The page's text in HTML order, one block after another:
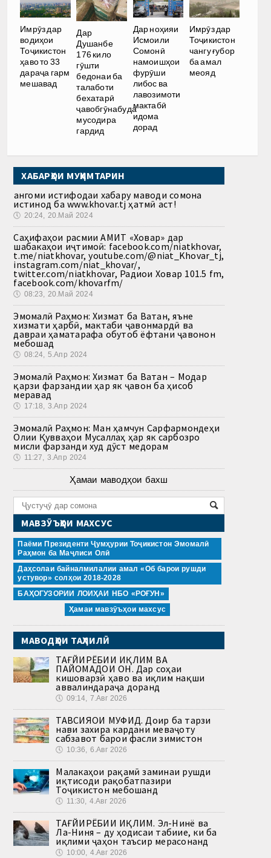
Имрӯз дар
водиҳои
Тоҷикистон
ҳаво то 33
дараҷа гарм
мешавад
Дар
Душанбе
176 кило
гӯшти
бедонаи ба
талаботи
бехатарӣ
ҷавобгӯнабуда
мусодира
гардид
Дар ноҳияи
Исмоили
Сомонӣ
намоишҳои
фурӯши
либос ва
лавозимоти
мактабӣ
идома
дорад
Имрӯз дар
Тоҷикистон
чангу ғубор
ба амал
меояд
ХАБАРҲОИ МУҲИМТАРИН
Ҳангоми истифодаи хабару маводи сомона
истинод ба www.khovar.tj ҳатмӣ аст!
🕔 20:24, 20.Май 2024
Саҳифаҳои расмии АМИТ «Ховар» дар
шабакаҳои иҷтимоӣ: facebook.com/niatkhovar,
t.me/niatkhovar, youtube.com/@niat_Khovar_tj,
instagram.com/niat_khovar/,
twitter.com/niatkhovar, Радиои Ховар 101.5 fm,
facebook.com/khovarfm/
🕔 08:23, 20.Май 2024
Эмомалӣ Раҳмон: Хизмат ба Ватан, яъне
хизмати ҳарбӣ, мактаби ҷавонмардӣ ва
давраи ҳаматарафа обутоб ёфтани ҷавонон
мебошад
🕔 08:24, 5.Апр 2024
Эмомалӣ Раҳмон: Хизмат ба Ватан – Модар
қарзи фарзандии ҳар як ҷавон ба ҳисоб
меравад
🕔 17:18, 3.Апр 2024
Эмомалӣ Раҳмон: Ман ҳамчун Сарфармондеҳи
Олии Қувваҳои Мусаллаҳ ҳар як сарбозро
мисли фарзанди худ дӯст медорам
🕔 11:27, 3.Апр 2024
Ҳамаи маводҳои бахш
МАВЗӮЪҲОИ МАХСУС
Паёми Президенти Ҷумҳурии Тоҷикистон Эмомалӣ
Раҳмон ба Маҷлиси Олӣ
Даҳсолаи байналмилалии амал «Об барои рушди
устувор» солҳои 2018-2028
БАҲОГУЗОРИИ ЛОИҲАИ НБО «РОҒУН»
Ҳамаи мавзӯъҳои махсус
МАВОДҲОИ ТАҲЛИЛӢ
ТАҒЙИРЁБИИ ИҚЛИМ ВА
ПАЙОМАДҲОИ ОН. Дар соҳаи
кишоварзӣ ҳаво ва иқлим нақши
аввалиндараҷа доранд
🕔 09:14, 7.Авг 2026
ТАВСИЯҲОИ МУФИД. Доир ба тарзи
нави захира кардани меваҷоту
сабзавот барои фасли зимистон
🕔 10:36, 6.Авг 2026
Малакаҳои рақамӣ заминаи рушди
иқтисоди рақобатпазири
Тоҷикистон мебошанд
🕔 11:30, 4.Авг 2026
ТАҒЙИРЁБИИ ИҚЛИМ. Эл-Нинё ва
Ла-Ниня – ду ҳодисаи табиие, ки ба
иқлими ҷаҳон таъсир мерасонанд
🕔 10:00, 4.Авг 2026